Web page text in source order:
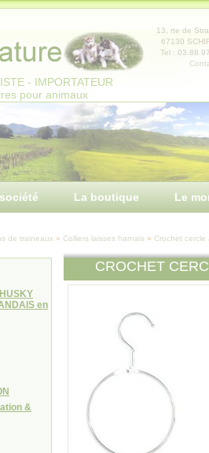
- IMPORTATEUR
pour animaux
13, rte de
67130
Tel :
La boutique Le
de traineaux » Colliers laisses harnais » Crochet cercle
en
&
CROCHET